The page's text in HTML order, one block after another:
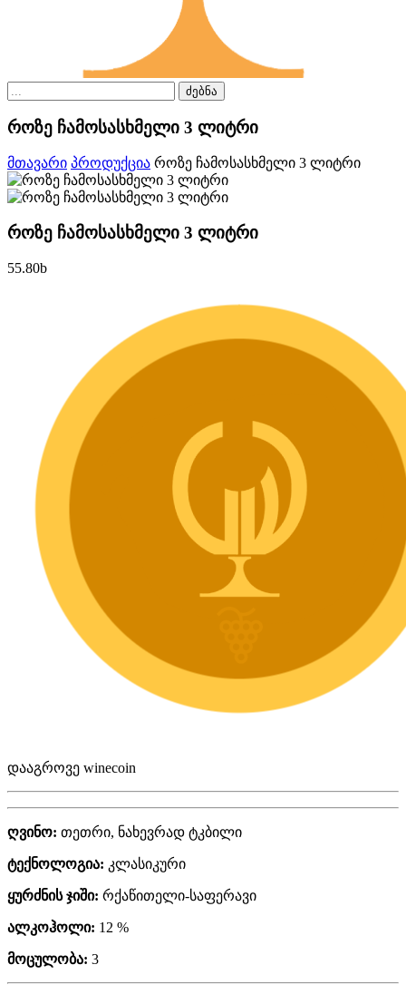
ძებნა
როზე ჩამოსასხმელი 3 ლიტრი
მთავარი პროდუქცია როზე ჩამოსასხმელი 3 ლიტრი
როზე ჩამოსასხმელი 3 ლიტრი
55.80b
დააგროვე winecoin
ღვინო: თეთრი, ნახევრად ტკბილი
ტექნოლოგია: კლასიკური
ყურძნის ჯიში: რქაწითელი-საფერავი
ალკოჰოლი: 12 %
მოცულობა: 3